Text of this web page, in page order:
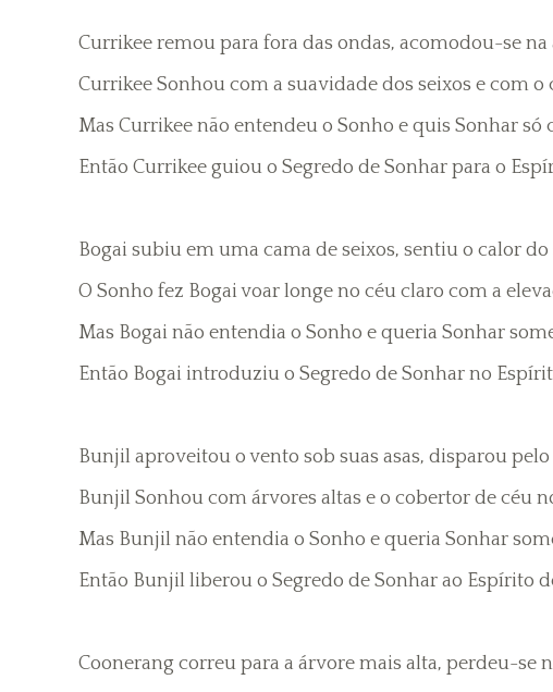
Currikee remou para fora das ondas, acomodou-se
Currikee Sonhou com a suavidade dos seixos e com o
Mas Currikee não entendeu o Sonho e quis Sonhar só
Então Currikee guiou o Segredo de Sonhar para o
Bogai subiu em uma cama de seixos, sentiu o calor
O Sonho fez Bogai voar longe no céu claro com a
Mas Bogai não entendia o Sonho e queria Sonhar
Então Bogai introduziu o Segredo de Sonhar no
Bunjil aproveitou o vento sob suas asas, disparou
Bunjil Sonhou com árvores altas e o cobertor de céu
Mas Bunjil não entendia o Sonho e queria Sonhar
Então Bunjil liberou o Segredo de Sonhar ao Espírito
Coonerang correu para a árvore mais alta, perdeu-se